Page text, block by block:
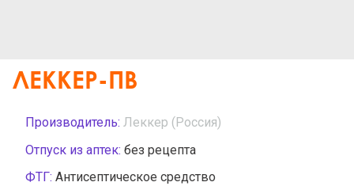
ЛЕККЕР-ПВ
Производитель: Леккер (Россия)
Отпуск из аптек: без рецепта
ФТГ: Антисептическое средство